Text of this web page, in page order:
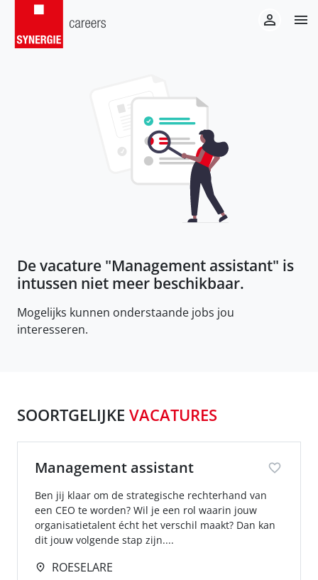
De vacature "Management assistant" is
intussen niet meer beschikbaar.
Mogelijks kunnen onderstaande jobs jou
interesseren.
SOORTGELIJKE VACATURES
Management assistant
Ben jij klaar om de strategische rechterhand van
een CEO te worden? Wil je een rol waarin jouw
organisatietalent écht het verschil maakt? Dan kan
dit jouw volgende stap zijn....
ROESELARE